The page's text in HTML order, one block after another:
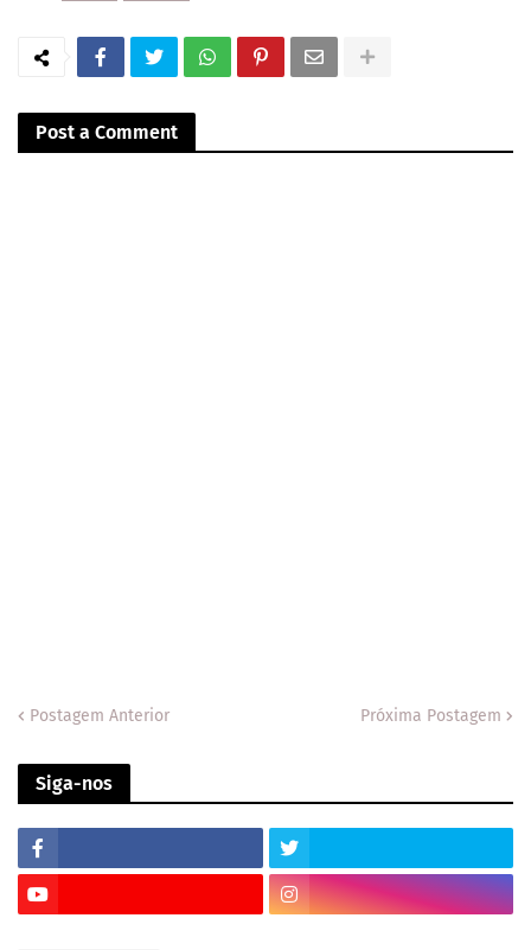
Post a Comment
Postagem Anterior Próxima Postagem
Siga-nos